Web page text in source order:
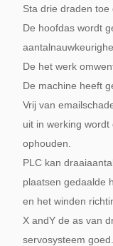
Sta drie draden toe
De hoofdas wordt
De het werk
De machine heeft
Vrij van
uit in werking
ophouden.
PLC kan
plaatsen gedaalde
en het winden
X andY de as van
servosysteem